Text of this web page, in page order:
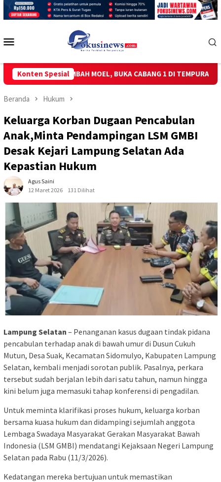
Loncat
Konten Spesial
MBAH MOEL, BUKA CABANG 1 DI TEMPURAN ICT
Beranda Hukum
Keluarga Korban Dugaan Pencabulan
Anak,Minta Pendampingan LSM GMBI
Desak Kejari Lampung Selatan Ada
Kepastian Hukum
Agus Saini
12 Maret 2026
131 Dilihat
Lampung Selatan – Penanganan kasus dugaan tindak pidana
pencabulan terhadap anak di bawah umur di Dusun Cukuh
Mutun, Desa Suak, Kecamatan Sidomulyo, Kabupaten Lampung
Selatan, kembali menjadi sorotan publik. Pasalnya, perkara
tersebut sudah berjalan lebih dari satu tahun, namun hingga
kini belum juga memasuki tahap konferensi di pengadilan.
Untuk meminta klarifikasi proses hukum, keluarga korban
bersama kuasa hukum dan didampingi sejumlah anggota
Lembaga Swadaya Masyarakat Gerakan Masyarakat Bawah
Indonesia (LSM GMBI) mendatangi Kejaksaan Negeri Lampung
Selatan pada Rabu (11/3/2026).
Kedatangan mereka bertujuan untuk memastikan